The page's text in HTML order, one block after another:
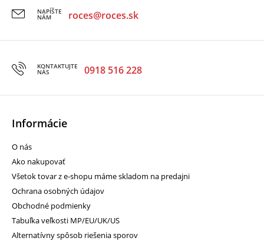
NAPÍŠTE
NÁM roces@roces.sk
KONTAKTUJTE
NÁS 0918 516 228
Informácie
O nás
Ako nakupovať
Všetok tovar z e-shopu máme skladom na predajni
Ochrana osobných údajov
Obchodné podmienky
Tabuľka veľkosti MP/EU/UK/US
Alternatívny spôsob riešenia sporov